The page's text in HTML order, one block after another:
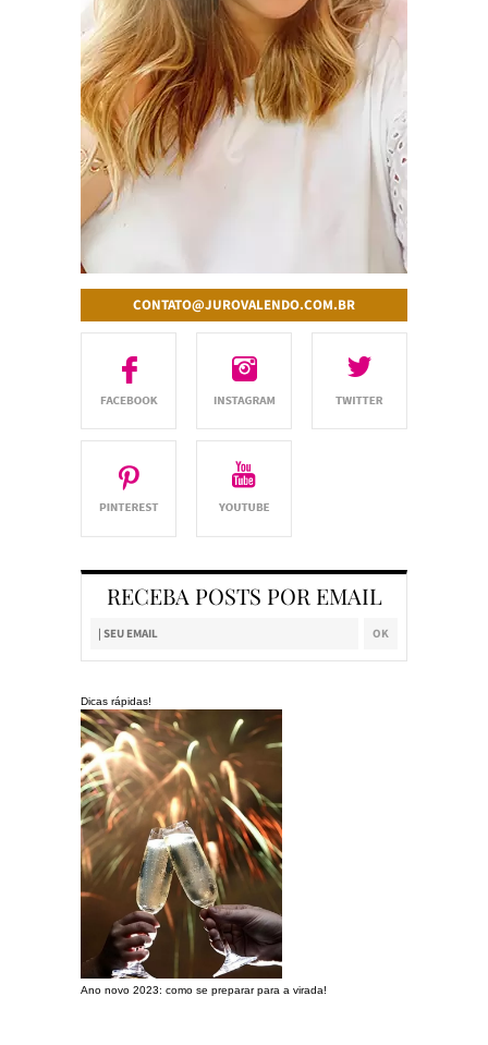
CONTATO@JUROVALENDO.COM.BR
RECEBA POSTS POR EMAIL
Dicas rápidas!
Ano novo 2023: como se preparar para a virada!